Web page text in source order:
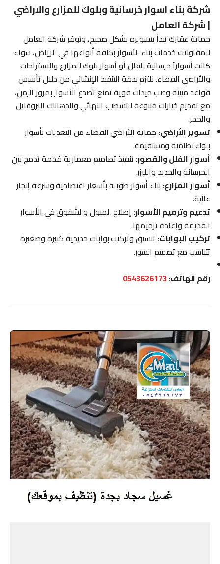
شركة بناء اسوار خرسانية وبلوك للمزارع والاراضي
| شركة العامل
حماية عقارك تبدأ بتسويره بشكل صحيح، وتوفر شركة العامل
للمقاولات خدمات بناء الأسوار بكافة أنواعها في الرياض، سواء
كانت أسواراً خرسانية للفلل أو أسوار بلوك للمزارع والاستراحات
والأراضي الفضاء. نلتزم بدقة التنفيذ الإنشائي من خلال تأسيس
قواعد متينة وصب ميدات قوية تمنع تصدع الأسوار بمرور الزمن،
مع تقديم خيارات متنوعة للتشطيب النهائي والدهانات البروفايل
والحجر.
تسوير الأراضي:حماية الأراضي الفضاء من التعديات بأسوار
بلوك نظامية ومستقيمة.
أسوار الفلل والقصور:تنفيذ تصاميم معمارية فخمة تدمج بين
الخرسانة والحديد والليزر.
أسوار المزارع:بناء أسوار طويلة بأسعار اقتصادية وسرعة إنجاز
عالية.
تدعيم وترميم الأسوار:إصلاح الميول والشقوق في الأسوار
القديمة وإعادة ترميمها.
تركيب البوابات:تنسيق وتركيب بوابات حديدية كبيرة وصغيرة
تتناسب مع تصميم السور.
رقم الهاتف:0543626173